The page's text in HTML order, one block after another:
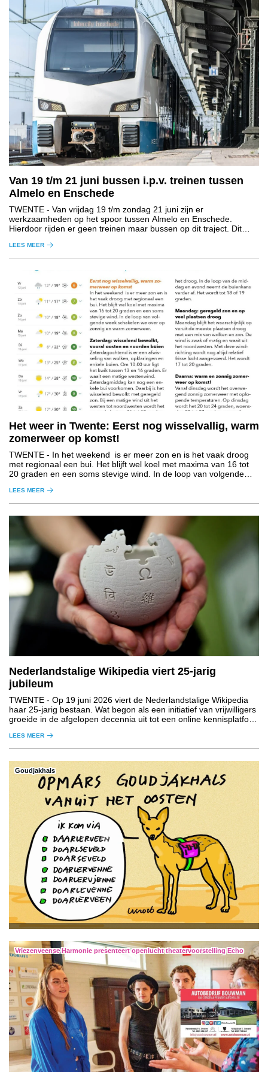
Van 19 t/m 21 juni bussen i.p.v. treinen tussen
Almelo en Enschede
TWENTE - Van vrijdag 19 t/m zondag 21 juni zijn er
werkzaamheden op het spoor tussen Almelo en Enschede.
Hierdoor rijden er geen treinen maar bussen op dit traject. Dit
moeten rekening houden met een langere reistijd.
LEES MEER
Het weer in Twente: Eerst nog wisselvallig, warm
zomerweer op komst!
TWENTE - In het weekend is er meer zon en is het vaak droog
met regionaal een bui. Het blijft wel koel met maxima van 16 tot
20 graden en een soms stevige wind. In de loop van volgende
LEES MEER
Nederlandstalige Wikipedia viert 25-jarig
jubileum
TWENTE - Op 19 juni 2026 viert de Nederlandstalige Wikipedia
haar 25-jarig bestaan. Wat begon als een initiatief van vrijwilligers
groeide in de afgelopen decennia uit tot een online kennisplatform
LEES MEER
Goudjakhals
Vriezenveense Harmonie presenteert openlucht theatervoorstelling Echo